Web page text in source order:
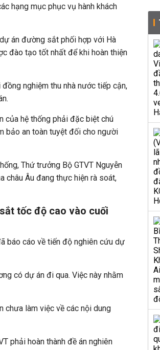
hạng mục phục vụ hành khách
án đường sắt phối hợp với Hà
đào tạo tốt nhất để khi hoàn thiện
nghiệm thu nhà nước tiếp cận,
của hệ thống phải đặc biệt chú
bảo an toàn tuyệt đối cho người
Thứ trưởng Bộ GTVT Nguyễn
châu Âu đang thực hiện rà soát,
tốc độ cao vào cuối
báo cáo về tiến độ nghiên cứu dự
có dự án đi qua. Việc này nhằm
chưa làm việc về các nội dung
phải hoàn thành đề án nghiên